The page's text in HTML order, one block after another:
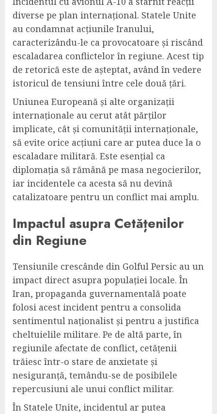
diverse pe plan internațional. Statele Unite
au condamnat acțiunile Iranului,
caracterizându-le ca provocatoare și riscând
escaladarea conflictelor în regiune. Acest tip
de retorică este de așteptat, având în vedere
istoricul de tensiuni între cele două țări.
Uniunea Europeană și alte organizații
internaționale au cerut atât părților
implicate, cât și comunității internaționale,
să evite orice acțiuni care ar putea duce la o
escaladare militară. Este esențial ca
diplomația să rămână pe masa negocierilor,
iar incidentele ca acesta să nu devină
catalizatoare pentru un conflict mai amplu.
Impactul asupra Cetățenilor
din Regiune
Tensiunile crescânde din Golful Persic au un
impact direct asupra populației locale. În
Iran, propaganda guvernamentală poate
folosi acest incident pentru a consolida
sentimentul naționalist și pentru a justifica
cheltuielile militare. Pe de altă parte, în
regiunile afectate de conflict, cetățenii
trăiesc într-o stare de anxietate și
nesiguranță, temându-se de posibilele
repercusiuni ale unui conflict militar.
În Statele Unite, incidentul ar putea